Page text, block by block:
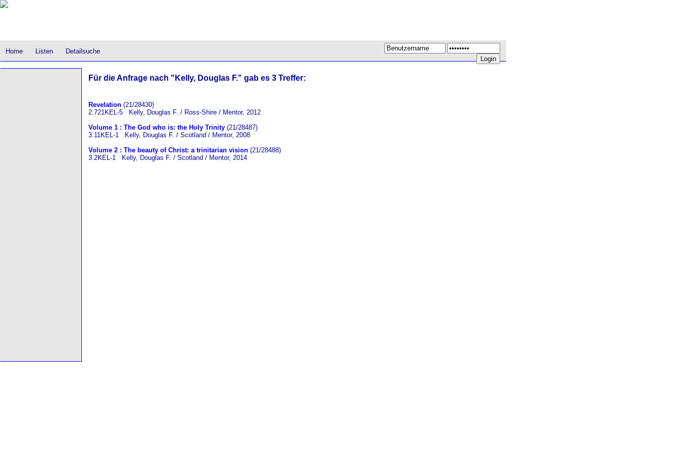
Home Listen Detailsuche
Für die Anfrage nach "Kelly, Douglas F." gab es 3 Treffer:
Revelation (21/28430)
2.721KEL-5 Kelly, Douglas F. / Ross-Shire / Mentor, 2012
Volume 1 : The God who is: the Holy Trinity (21/28487)
3.11KEL-1 Kelly, Douglas F. / Scotland / Mentor, 2008
Volume 2 : The beauty of Christ: a trinitarian vision (21/28488)
3.2KEL-1 Kelly, Douglas F. / Scotland / Mentor, 2014